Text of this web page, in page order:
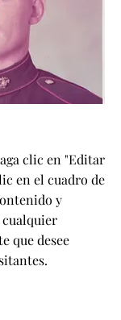
clic en "Editar
en el cuadro de
y
cualquier
que desee